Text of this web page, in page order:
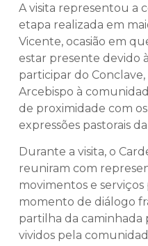
A visita representou a
etapa realizada em
Vicente, ocasião em
estar presente devido
participar do Conclave,
Arcebispo à
de proximidade com
expressões pastorais
Durante a visita, o
reuniram com
movimentos e serviços
momento de diálogo
partilha da caminhada
vividos pela